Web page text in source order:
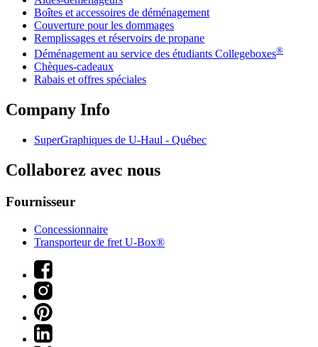
Boîtes et accessoires de déménagement
Couverture pour les dommages
Remplissages et réservoirs de propane
Déménagement au service des étudiants Collegeboxes®
Chèques-cadeaux
Rabais et offres spéciales
Company Info
SuperGraphiques de U-Haul - Québec
Collaborez avec nous
Fournisseur
Concessionnaire
Transporteur de fret U-Box®